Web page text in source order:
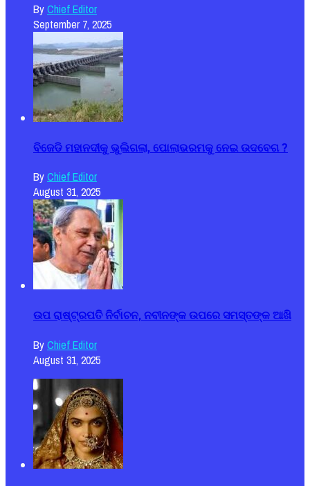
ByChief Editor
September 7, 2025
ବିଜେଡି ମହାନଦୀକୁ ଭୁଲିଗଲା, ପୋଲାଭରମକୁ ନେଇ ଉଦବେଗ ?
ByChief Editor
August 31, 2025
ଉପ ରାଷ୍ଟ୍ରପତି ନିର୍ବାଚନ, ନବୀନଙ୍କ ଉପରେ ସମସ୍ତଙ୍କ ଆଖି
ByChief Editor
August 31, 2025